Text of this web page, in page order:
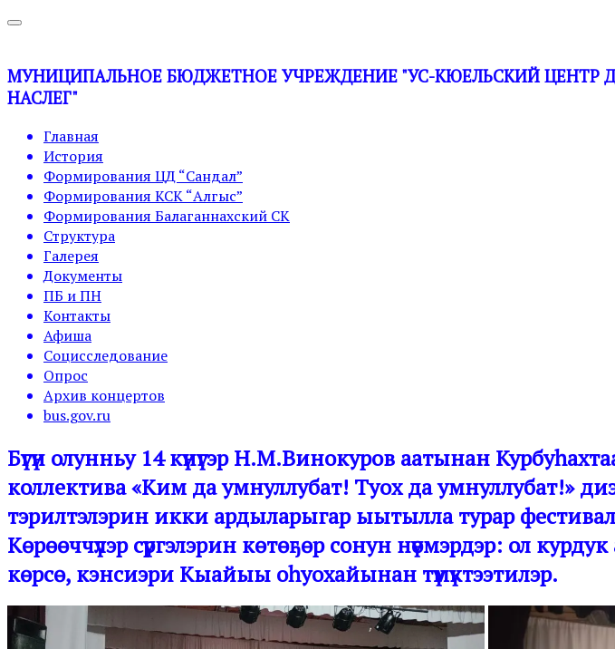
МУНИЦИПАЛЬНОЕ БЮДЖЕТНОЕ УЧРЕЖДЕНИЕ "УС-КЮЕЛЬСКИЙ ЦЕНТР
НАСЛЕГ"
Главная
История
Формирования ЦД “Сандал”
Формирования КСК “Алгыс”
Формирования Балаганнахский СК
Структура
Галерея
Документы
ПБ и ПН
Контакты
Афиша
Социсследование
Опрос
Архив концертов
bus.gov.ru
Бүгүн олунньу 14 күнүгэр Н.М.Винокуров аатынан
коллектива «Ким да умнуллубат! Туох да умнуллубат!»
тэрилтэлэрин икки ардыларыгар ыытылла турар
Көрөөччүлэр сүргэлэрин көтөҕөр сонун нүөмэрдэр: ол
көрсө, кэнсиэри Кыайыы оһуохайынан түмүктээтилэр.